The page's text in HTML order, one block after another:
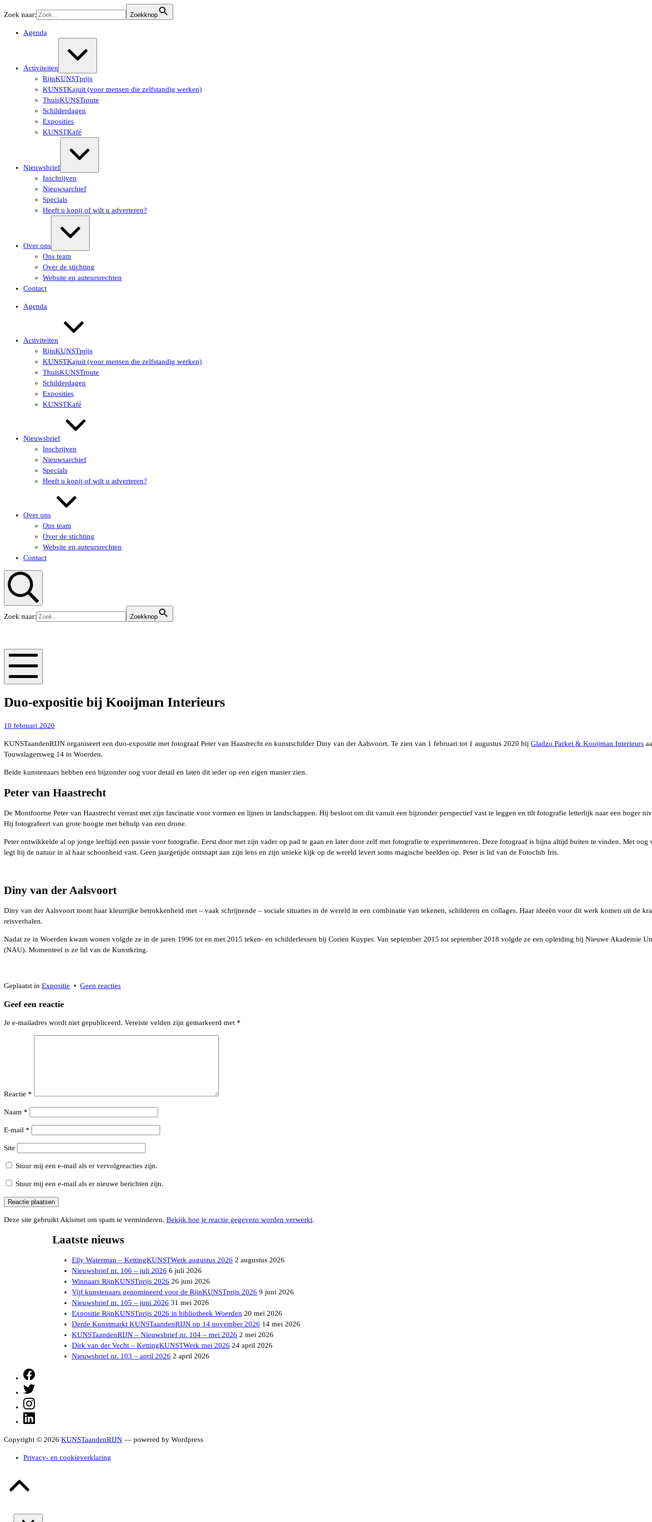
naar
Zoek naar: Zoekknop
Agenda
Activiteiten
RijnKUNSTprijs
KUNSTKajuit (voor mensen die zelfstandig werken)
ThuisKUNSTroute
Schilderdagen
Exposities
KUNSTKafé
Nieuwsbrief
Inschrijven
Nieuwsarchief
Specials
Heeft u kopij of wilt u adverteren?
Over ons
Ons team
Over de stichting
Website en auteursrechten
Contact
Agenda
Activiteiten
RijnKUNSTprijs
KUNSTKajuit (voor mensen die zelfstandig werken)
ThuisKUNSTroute
Schilderdagen
Exposities
KUNSTKafé
Nieuwsbrief
Inschrijven
Nieuwsarchief
Specials
Heeft u kopij of wilt u adverteren?
Over ons
Ons team
Over de stichting
Website en auteursrechten
Contact
Zoeken
Zoek naar: Zoekknop
Mobiel
Duo-expositie bij Kooijman Interieurs
10 februari 2020
2020
KUNSTaandenRIJN organiseert een duo-expositie met fotograaf Peter van Haastrecht en kunstschilder Diny van der Aalsvoort. Te zien van 1 februari tot 1 augustus 2020 bij Gladzo Parket & Kooijman Interieurs
Touwslagersweg 14 in Woerden.
Beide kunstenaars hebben een bijzonder oog voor detail en laten dit ieder op een eigen manier zien.
Peter van Haastrecht
De Montfoortse Peter van Haastrecht verrast met zijn fascinatie voor vormen en lijnen in landschappen. Hij besloot om dit vanuit een bijzonder perspectief vast te leggen en tilt fotografie letterlijk naar een hoger
Hij fotografeert van grote hoogte met behulp van een drone.
Peter ontwikkelde al op jonge leeftijd een passie voor fotografie. Eerst door met zijn vader op pad te gaan en later door zelf met fotografie te experimenteren. Deze fotograaf is bijna altijd buiten te vinden. Met oog
legt hij de natuur in al haar schoonheid vast. Geen jaargetijde ontsnapt aan zijn lens en zijn unieke kijk op de wereld levert soms magische beelden op. Peter is lid van de Fotoclub Iris.
Diny van der Aalsvoort
Diny van der Aalsvoort toont haar kleurrijke betrokkenheid met – vaak schrijnende – sociale situaties in de wereld in een combinatie van tekenen, schilderen en collages. Haar ideeën voor dit werk komen uit de
reisverhalen.
Nadat ze in Woerden kwam wonen volgde ze in de jaren 1996 tot en met 2015 teken- en schilderlessen bij Corien Kuyper. Van september 2015 tot september 2018 volgde ze een opleiding bij Nieuwe Akademie
(NAU). Momenteel is ze lid van de Kunstkring.
Geplaatst in Expositie • Geen reactiesop
Geef een reactie
Je e-mailadres wordt niet gepubliceerd. Vereiste velden zijn gemarkeerd met *
Reactie *
Naam *
E-mail *
Site
Stuur mij een e-mail als er vervolgreacties zijn.
Stuur mij een e-mail als er nieuwe berichten zijn.
Deze site gebruikt Akismet om spam te verminderen. Bekijk hoe je reactie gegevens worden verwerkt.
Laatste nieuws
Elly Waterman – KettingKUNSTWerk augustus 2026 2 augustus 2026
Nieuwsbrief nr. 106 – juli 2026 6 juli 2026
Winnaars RijnKUNSTprijs 2026 26 juni 2026
Vijf kunstenaars genomineerd voor de RijnKUNSTprijs 2026 9 juni 2026
Nieuwsbrief nr. 105 – juni 2026 31 mei 2026
Expositie RijnKUNSTprijs 2026 in bibliotheek Woerden 20 mei 2026
Derde Kunstmarkt KUNSTaandenRIJN op 14 november 2026 14 mei 2026
KUNSTaandenRIJN – Nieuwsbrief nr. 104 – mei 2026 2 mei 2026
Dirk van der Vecht – KettingKUNSTWerk mei 2026 24 april 2026
Nieuwsbrief nr. 103 – april 2026 2 april 2026
Facebook
Twitter
Instagram
Copyright © 2026 KUNSTaandenRIJN — powered by Wordpress
Privacy- en cookieverklaring